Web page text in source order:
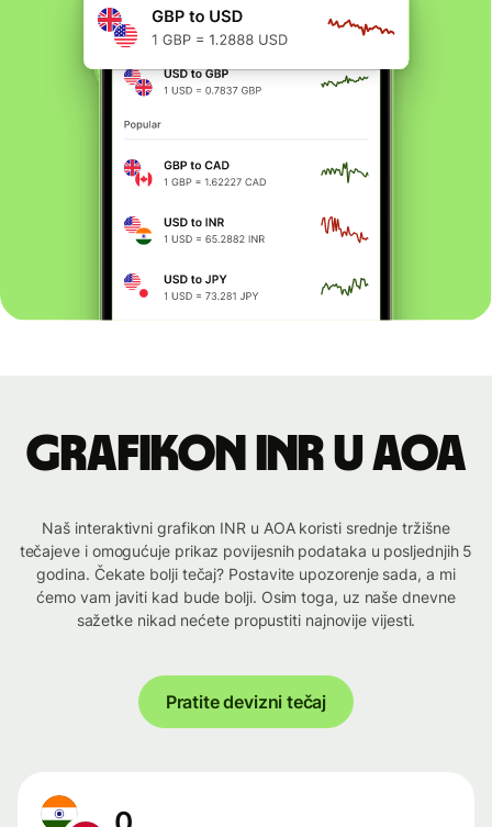
Grafikon INR u AOA
Naš interaktivni grafikon INR u AOA koristi srednje tržišne
tečajeve i omogućuje prikaz povijesnih podataka u posljednjih 5
godina. Čekate bolji tečaj? Postavite upozorenje sada, a mi
ćemo vam javiti kad bude bolji. Osim toga, uz naše dnevne
sažetke nikad nećete propustiti najnovije vijesti.
Pratite devizni tečaj